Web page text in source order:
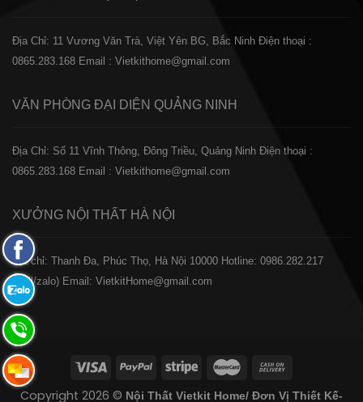
Địa Chỉ: 11 Vương Văn Trà, Việt Yên BG, Bắc Ninh Điện thoại :
0865.283.168 Email : Vietkithome@gmail.com
VĂN PHÒNG ĐẠI DIỆN QUẢNG NINH
Địa Chỉ: Số 11 Vĩnh Thông, Đông Triều, Quảng Ninh Điện thoại :
0865.283.168 Email : Vietkithome@gmail.com
XƯỞNG NỘI THẤT HÀ NỘI
️Địa chỉ: Thanh Đa, Phúc Thọ, Hà Nội 10000 Hotline: 0986.282.217
(Call/zalo) Email: VietkitHome@gmail.com
Copyright 2026 © Nội Thất Vietkit Home/ Đơn Vị Thiết Kế-
Fanpage
Facebook
Zalo:
0865.283.168
Hotline:
0865.283.168
Hotline: